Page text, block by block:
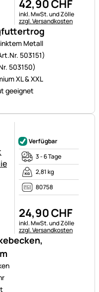
Metall
503151)
503150)
XL & XXL
geeignet
42,90CHF
Steuerhinweis:
inkl. MwSt. und Zölle
zzgl. Versandkosten
Verfügbar
3 - 6 Tage
2,81 kg
80758
24,90CHF
Steuerhinweis:
inkl. MwSt. und Zölle
zzgl. Versandkosten